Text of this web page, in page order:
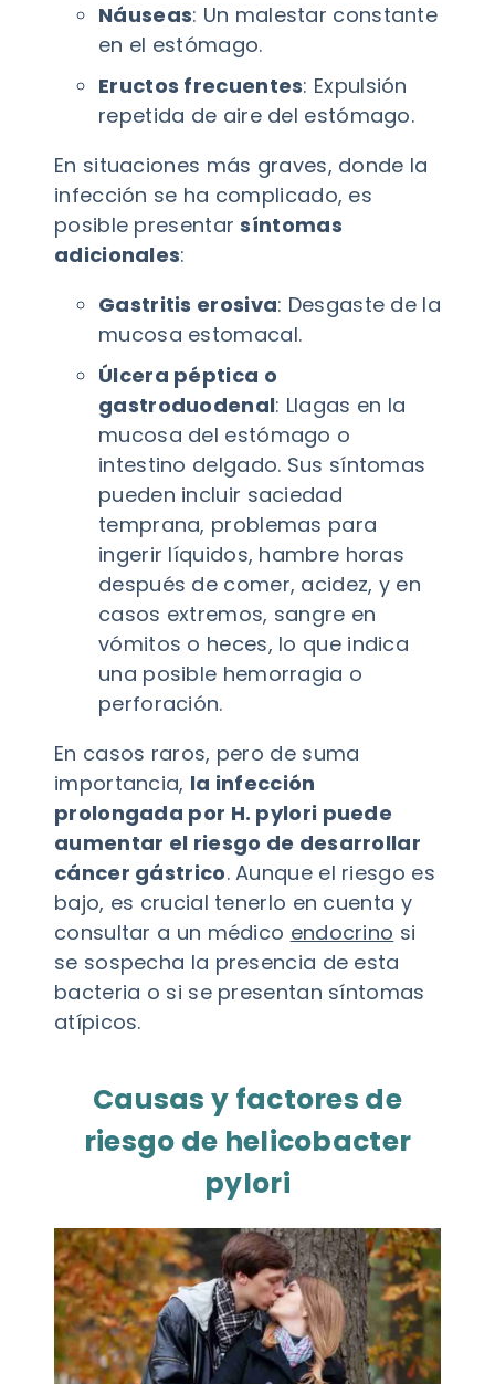
Náuseas: Un malestar constante
en el estómago.
Eructos frecuentes: Expulsión
repetida de aire del estómago.
En situaciones más graves, donde la
infección se ha complicado, es
posible presentarsíntomas
adicionales:
Gastritis erosiva: Desgaste de la
mucosa estomacal.
Úlcera péptica o
gastroduodenal: Llagas en la
mucosa del estómago o
intestino delgado. Sus síntomas
pueden incluir saciedad
temprana, problemas para
ingerir líquidos, hambre horas
después de comer, acidez, y en
casos extremos, sangre en
vómitos o heces, lo que indica
una posible hemorragia o
perforación.
En casos raros, pero de suma
importancia, la infección
prolongada por H. pylori puede
aumentar el riesgo de desarrollar
cáncer gástrico. Aunque el riesgo es
bajo, es crucial tenerlo en cuenta y
consultar a un médico endocrino si
se sospecha la presencia de esta
bacteria o si se presentan síntomas
atípicos.
Causas y factores de
riesgo de helicobacter
pylori